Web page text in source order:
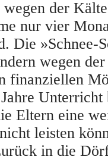
der
nur vier
Die »Schnee-
wegen der
finanziellen
Unterricht
Eltern eine
leisten
in die